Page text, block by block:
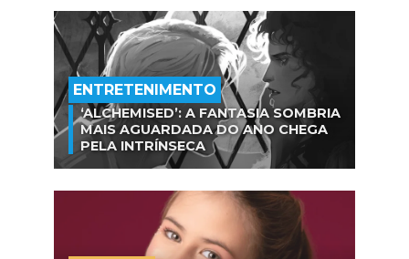
ENTRETENIMENTO
‘ALCHEMISED’: A FANTASIA SOMBRIA
MAIS AGUARDADA DO ANO CHEGA
PELA INTRÍNSECA